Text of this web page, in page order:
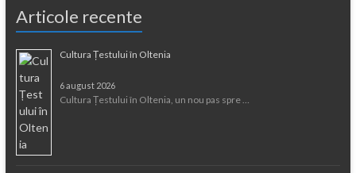
Articole recente
Cultura Țestului în Oltenia
6 august 2026
Cultura Țestului în Oltenia, un nou pas spre …